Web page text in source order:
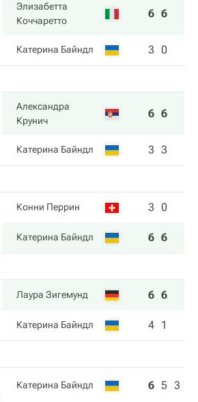
Элизабетта
Коччаретто
6 6
Катерина Байндл 3 0
Александра
Крунич
6 6
Катерина Байндл 3 3
Конни Перрин 3 0
Катерина Байндл 6 6
Лаура Зигемунд 6 6
Катерина Байндл 4 1
Катерина Байндл 6 5 3